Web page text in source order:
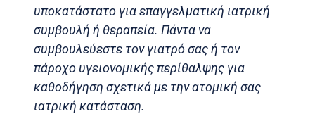
υποκατάστατο για επαγγελματική ιατρική
συμβουλή ή θεραπεία. Πάντα να
συμβουλεύεστε τον γιατρό σας ή τον
πάροχο υγειονομικής περίθαλψης για
καθοδήγηση σχετικά με την ατομική σας
ιατρική κατάσταση.